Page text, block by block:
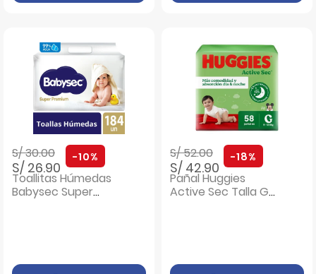
Precio rebajado de
S/ 30.00a
S/ 26.90
-10%
Toallitas Húmedas
Babysec Super
Precio rebajado de
S/ 52.00a
S/ 42.90
-18%
Pañal Huggies
Active Sec Talla G -